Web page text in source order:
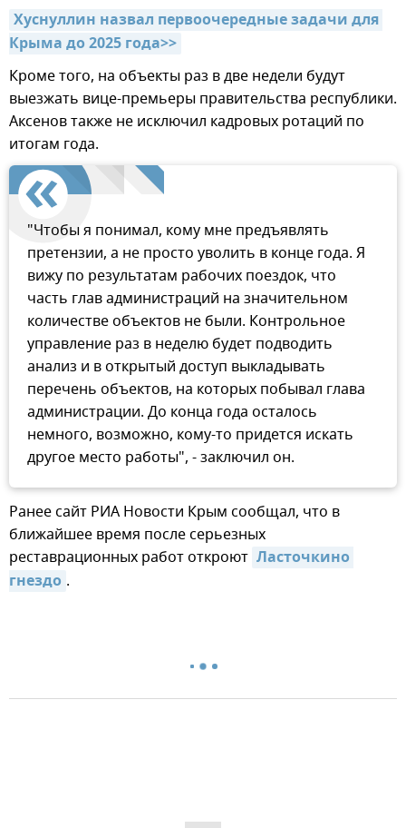
Хуснуллин назвал первоочередные задачи для
Крыма до 2025 года>>
Кроме того, на объекты раз в две недели будут
выезжать вице-премьеры правительства республики.
Аксенов также не исключил кадровых ротаций по
итогам года.
"Чтобы я понимал, кому мне предъявлять
претензии, а не просто уволить в конце года. Я
вижу по результатам рабочих поездок, что
часть глав администраций на значительном
количестве объектов не были. Контрольное
управление раз в неделю будет подводить
анализ и в открытый доступ выкладывать
перечень объектов, на которых побывал глава
администрации. До конца года осталось
немного, возможно, кому-то придется искать
другое место работы", - заключил он.
Ранее сайт РИА Новости Крым сообщал, что в
ближайшее время после серьезных
реставрационных работ откроют Ласточкино
гнездо .